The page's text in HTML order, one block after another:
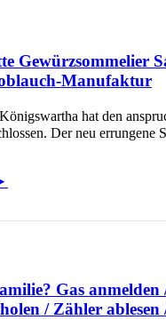
Gewürzsommelier
Manufaktur
hat den
Der neu errungene
Gas anmelden
/ Zähler